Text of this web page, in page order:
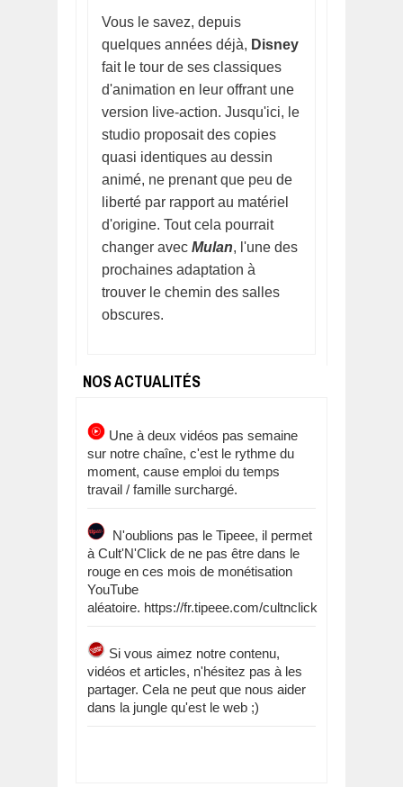
Vous le savez, depuis
quelques années déjà, Disney
fait le tour de ses classiques
d'animation en leur offrant une
version live-action. Jusqu'ici, le
studio proposait des copies
quasi identiques au dessin
animé, ne prenant que peu de
liberté par rapport au matériel
d'origine. Tout cela pourrait
changer avec Mulan, l'une des
prochaines adaptation à
trouver le chemin des salles
obscures.
NOS ACTUALITÉS
Une à deux vidéos pas semaine
sur notre chaîne, c'est le rythme du
moment, cause emploi du temps
travail / famille surchargé.
N'oublions pas le Tipeee, il permet
à Cult'N'Click de ne pas être dans le
rouge en ces mois de monétisation
YouTube
aléatoire. https://fr.tipeee.com/cultnclick
Si vous aimez notre contenu,
vidéos et articles, n'hésitez pas à les
partager. Cela ne peut que nous aider
dans la jungle qu'est le web ;)